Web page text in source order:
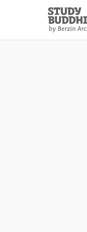
Study
Buddhism
Home